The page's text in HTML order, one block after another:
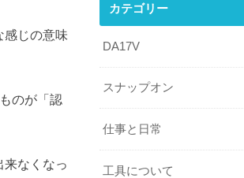
感じの意味
のが「認
なくなっ
カテゴリー
DA17V
スナップオン
仕事と日常
工具について